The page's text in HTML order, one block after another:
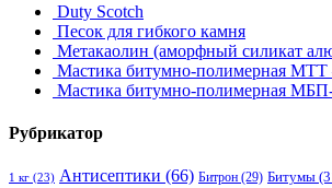
Duty Scotch
Песок для гибкого камня
Метакаолин (аморфный силикат
Мастика битумно-полимерная МТТ
Мастика битумно-полимерная
Рубрикатор
1 кг (23) Антисептики (66) Битрон (29) Битумы